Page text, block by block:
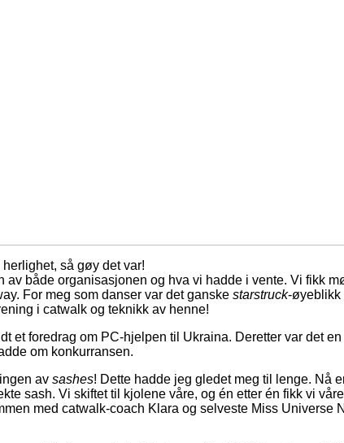
herlighet, så gøy det var!
av både organisasjonen og hva vi hadde i vente. Vi fikk
For meg som danser var det ganske starstruck-øyeblikk
i catwalk og teknikk av henne!
et foredrag om PC-hjelpen til Ukraina. Deretter var det
om konkurransen.
av sashes! Dette hadde jeg gledet meg til lenge. Nå
sash. Vi skiftet til kjolene våre, og én etter én fikk vi
med catwalk-coach Klara og selveste Miss Universe